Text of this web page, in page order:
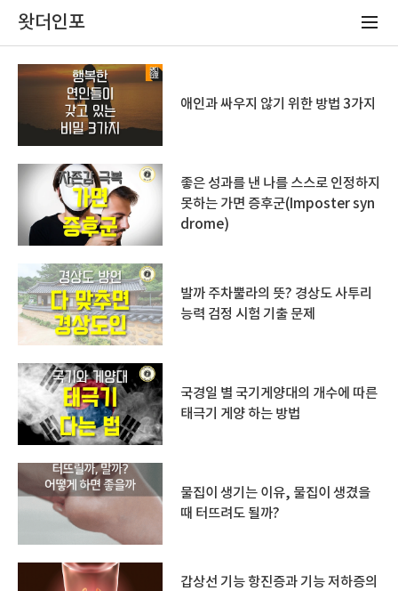
왓더인포
애인과 싸우지 않기 위한 방법 3가지
좋은 성과를 낸 나를 스스로 인정하지
못하는 가면 증후군(Imposter syn
drome)
발까 주차뿔라의 뜻? 경상도 사투리
능력 검정 시험 기출 문제
국경일 별 국기게양대의 개수에 따른
태극기 게양 하는 방법
물집이 생기는 이유, 물집이 생겼을
때 터뜨려도 될까?
갑상선 기능 항진증과 기능 저하증의